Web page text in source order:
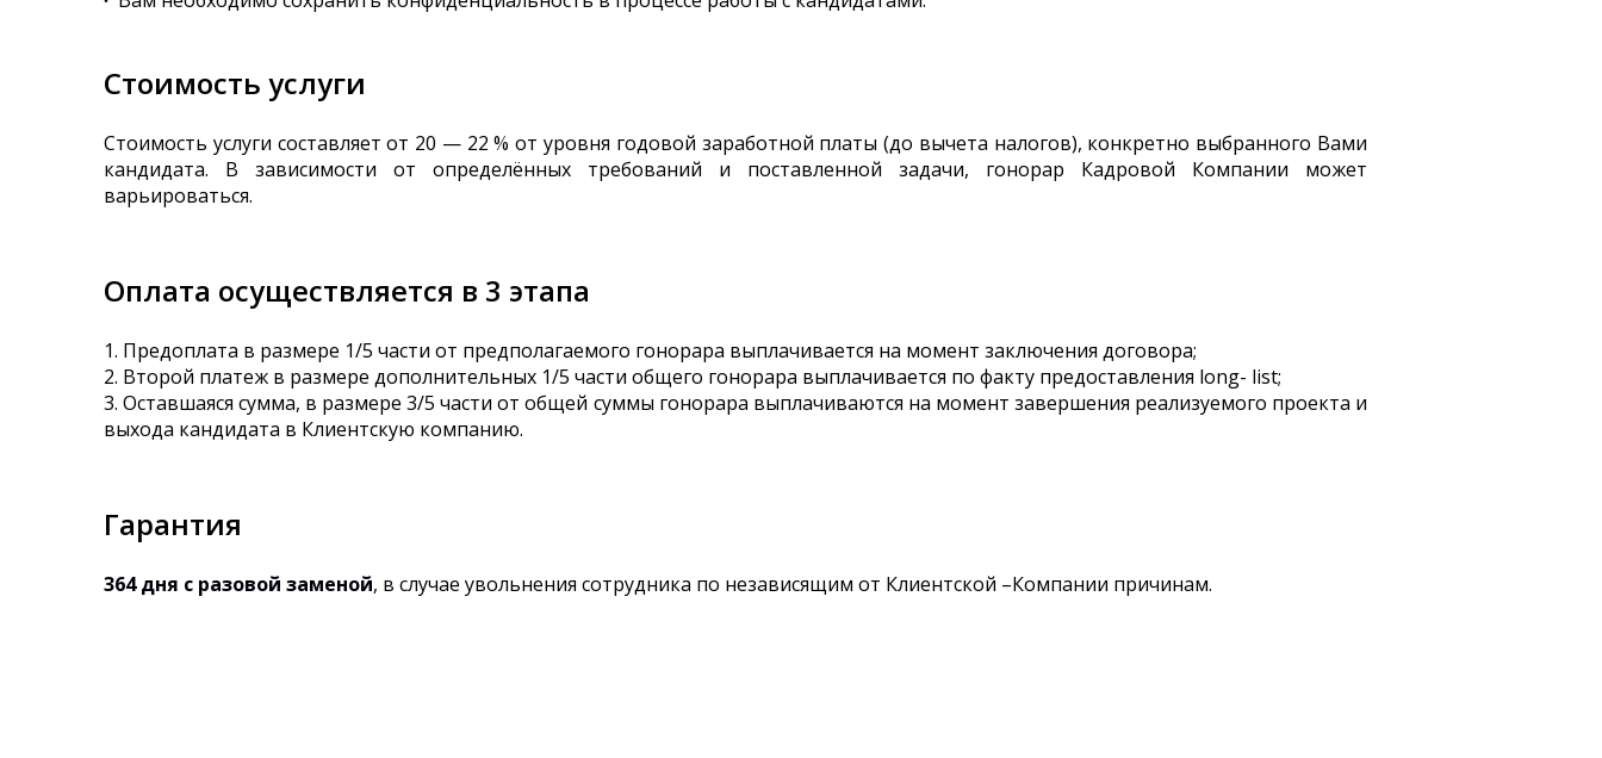
Стоимость услуги
Стоимость услуги составляет от 20 — 22 % от уровня годовой заработной платы (до вычета налогов), конкретно выбранного Вами
кандидата. В зависимости от определённых требований и поставленной задачи, гонорар Кадровой Компании может
варьироваться.
Оплата осуществляется в 3 этапа
1. Предоплата в размере 1/5 части от предполагаемого гонорара выплачивается на момент заключения договора;
2. Второй платеж в размере дополнительных 1/5 части общего гонорара выплачивается по факту предоставления long- list;
3. Оставшаяся сумма, в размере 3/5 части от общей суммы гонорара выплачиваются на момент завершения реализуемого проекта и
выхода кандидата в Клиентскую компанию.
Гарантия
364 дня с разовой заменой, в случае увольнения сотрудника по независящим от Клиентской –Компании причинам.